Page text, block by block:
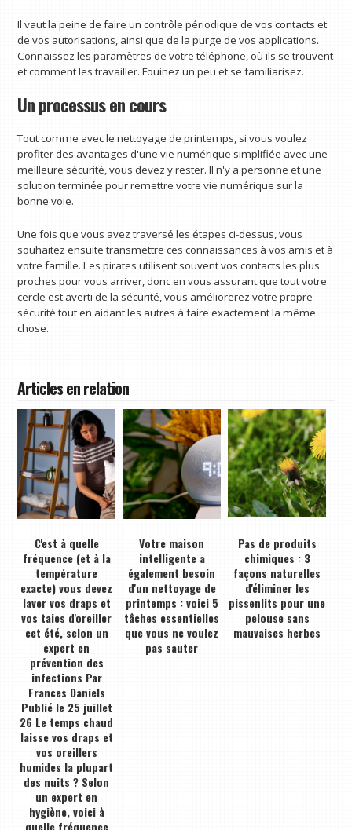
Il vaut la peine de faire un contrôle périodique de vos contacts et
de vos autorisations, ainsi que de la purge de vos applications.
Connaissez les paramètres de votre téléphone, où ils se trouvent
et comment les travailler. Fouinez un peu et se familiarisez.
Un processus en cours
Tout comme avec le nettoyage de printemps, si vous voulez
profiter des avantages d'une vie numérique simplifiée avec une
meilleure sécurité, vous devez y rester. Il n'y a personne et une
solution terminée pour remettre votre vie numérique sur la
bonne voie.
Une fois que vous avez traversé les étapes ci-dessus, vous
souhaitez ensuite transmettre ces connaissances à vos amis et à
votre famille. Les pirates utilisent souvent vos contacts les plus
proches pour vous arriver, donc en vous assurant que tout votre
cercle est averti de la sécurité, vous améliorerez votre propre
sécurité tout en aidant les autres à faire exactement la même
chose.
Articles en relation
C'est à quelle
fréquence (et à la
température
exacte) vous devez
laver vos draps et
vos taies d'oreiller
cet été, selon un
expert en
prévention des
infections Par
Frances Daniels
Publié le 25 juillet
26 Le temps chaud
laisse vos draps et
vos oreillers
humides la plupart
des nuits ? Selon
un expert en
hygiène, voici à
quelle fréquence
Votre maison
intelligente a
également besoin
d'un nettoyage de
printemps : voici 5
tâches essentielles
que vous ne voulez
pas sauter
Pas de produits
chimiques : 3
façons naturelles
d'éliminer les
pissenlits pour une
pelouse sans
mauvaises herbes